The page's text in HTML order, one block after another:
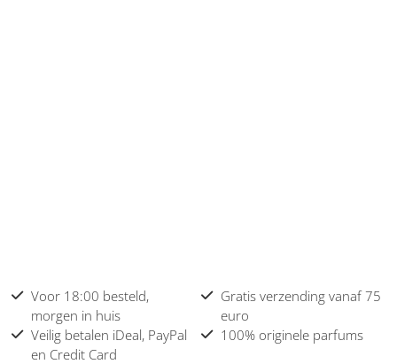
Voor 18:00 besteld,
morgen in huis
Gratis verzending vanaf 75
euro
Veilig betalen iDeal, PayPal
en Credit Card
100% originele parfums